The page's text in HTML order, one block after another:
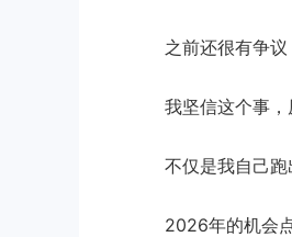
之前还很有争
我坚信这个事，
不仅是我自己跑
2026年的机会